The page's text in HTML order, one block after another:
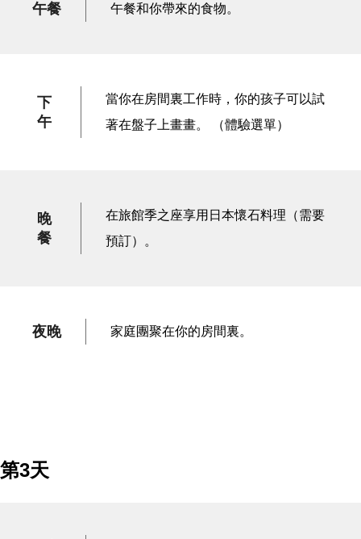
午餐 午餐和你帶來的食物。
下
午
當你在房間裏工作時，你的孩子可以試
著在盤子上畫畫。 （體驗選單）
晚
餐
在旅館季之座享用日本懷石料理（需要
預訂）。
夜晚 家庭團聚在你的房間裏。
第3天